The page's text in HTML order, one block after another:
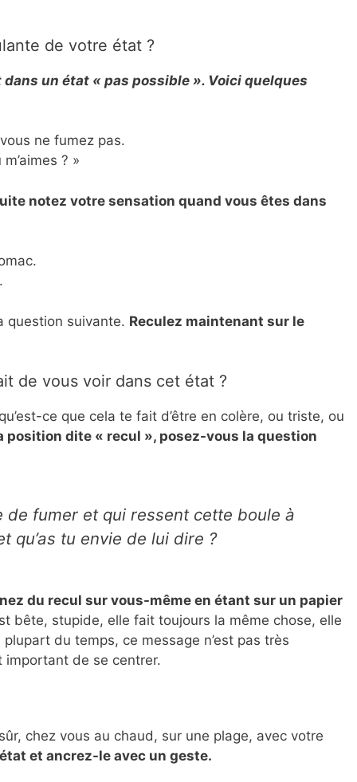
de votre état ?
un état « pas possible ». Voici quelques
ne fumez pas.
? »
notez votre sensation quand vous êtes dans
question suivante. Reculez maintenant sur le
de vous voir dans cet état ?
ce que cela te fait d’être en colère, ou triste, ou
position dite « recul », posez-vous la question
de fumer et qui ressent cette boule à
qu’as tu envie de lui dire ?
du recul sur vous-même en étant sur un papier
bête, stupide, elle fait toujours la même chose, elle
du temps, ce message n’est pas très
important de se centrer.
chez vous au chaud, sur une plage, avec votre
et ancrez-le avec un geste.